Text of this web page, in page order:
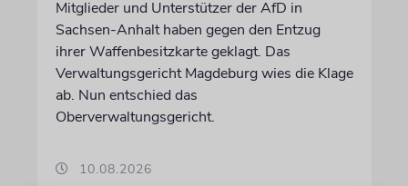
Mitglieder und Unterstützer der AfD in
Sachsen-Anhalt haben gegen den Entzug
ihrer Waffenbesitzkarte geklagt. Das
Verwaltungsgericht Magdeburg wies die Klage
ab. Nun entschied das
Oberverwaltungsgericht.
10.08.2026